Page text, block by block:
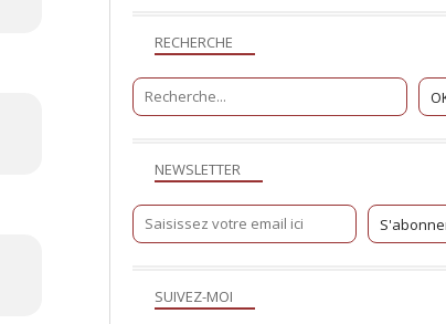
NEWSLETTER
SUIVEZ-MOI
RECHERCHE